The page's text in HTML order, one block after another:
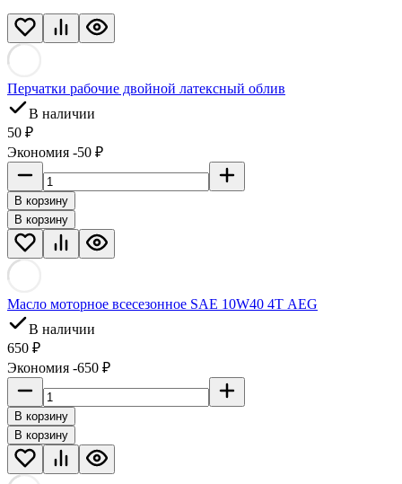
Перчатки рабочие двойной латексный облив
В наличии
50 ₽
Экономия -50 ₽
В корзину
В корзину
Масло моторное всесезонное SAE 10W40 4Т AEG
В наличии
650 ₽
Экономия -650 ₽
В корзину
В корзину